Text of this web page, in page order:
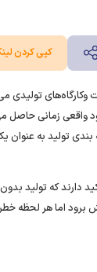
کپی کردن
وکارگاه‌های‌
واقعی زمانی حاصل
تولید به عنوان
دارند که تولید
اما هر لحظه خطر